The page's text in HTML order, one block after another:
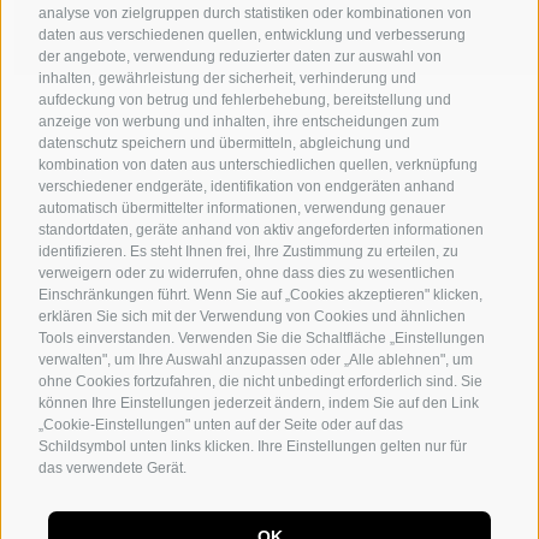
analyse von zielgruppen durch statistiken oder kombinationen von
daten aus verschiedenen quellen, entwicklung und verbesserung
der angebote, verwendung reduzierter daten zur auswahl von
inhalten, gewährleistung der sicherheit, verhinderung und
aufdeckung von betrug und fehlerbehebung, bereitstellung und
anzeige von werbung und inhalten, ihre entscheidungen zum
datenschutz speichern und übermitteln, abgleichung und
kombination von daten aus unterschiedlichen quellen, verknüpfung
verschiedener endgeräte, identifikation von endgeräten anhand
automatisch übermittelter informationen, verwendung genauer
standortdaten, geräte anhand von aktiv angeforderten informationen
identifizieren. Es steht Ihnen frei, Ihre Zustimmung zu erteilen, zu
verweigern oder zu widerrufen, ohne dass dies zu wesentlichen
Einschränkungen führt. Wenn Sie auf „Cookies akzeptieren" klicken,
erklären Sie sich mit der Verwendung von Cookies und ähnlichen
Tools einverstanden. Verwenden Sie die Schaltfläche „Einstellungen
verwalten", um Ihre Auswahl anzupassen oder „Alle ablehnen", um
ohne Cookies fortzufahren, die nicht unbedingt erforderlich sind. Sie
können Ihre Einstellungen jederzeit ändern, indem Sie auf den Link
„Cookie-Einstellungen" unten auf der Seite oder auf das
Schildsymbol unten links klicken. Ihre Einstellungen gelten nur für
das verwendete Gerät.
MICHAELER & PARTNER VAHRN
Eisackstraße 1 - I-39040 Vahrn
Tel. +39 0472 978 140 - Fax +39 0472 978 141
MICHAELER & PARTNER WIEN
Walcherstraße 1A, Stiege C2, Top 6.04 - A-1020 Wien
Tel. +43 1 605 40 50 - Fax +43 1 605 40 51
info@michaeler-partner.com|recruiting@michaeler-
Eintragungsnummer 01532010210. Nummer der Verzeichnisse der Wirtschafts-